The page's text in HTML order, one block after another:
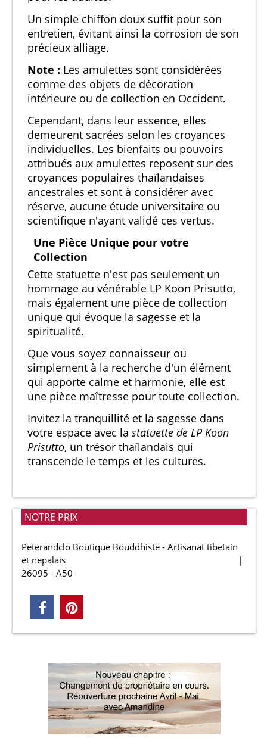
Un simple chiffon doux suffit pour son
entretien, évitant ainsi la corrosion de son
précieux alliage.
Note : Les amulettes sont considérées
comme des objets de décoration
intérieure ou de collection en Occident.
Cependant, dans leur essence, elles
demeurent sacrées selon les croyances
individuelles. Les bienfaits ou pouvoirs
attribués aux amulettes reposent sur des
croyances populaires thaïlandaises
ancestrales et sont à considérer avec
réserve, aucune étude universitaire ou
scientifique n'ayant validé ces vertus.
Une Pièce Unique pour votre
Collection
Cette statuette n'est pas seulement un
hommage au vénérable LP Koon Prisutto,
mais également une pièce de collection
unique qui évoque la sagesse et la
spiritualité.
Que vous soyez connaisseur ou
simplement à la recherche d'un élément
qui apporte calme et harmonie, elle est
une pièce maîtresse pour toute collection.
Invitez la tranquillité et la sagesse dans
votre espace avec la statuette de LP Koon
Prisutto, un trésor thaïlandais qui
transcende le temps et les cultures.
NOTRE PRIX
Peterandclo Boutique Bouddhiste - Artisanat tibetain
et nepalais
26095 - A50